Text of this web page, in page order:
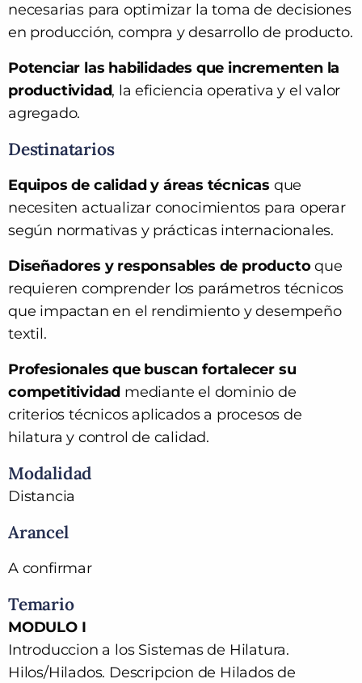
necesarias para optimizar la toma de decisiones
en producción, compra y desarrollo de producto.
Potenciar las habilidades que incrementen la
productividad, la eficiencia operativa y el valor
agregado.
Destinatarios
Equipos de calidad y áreas técnicas que
necesiten actualizar conocimientos para operar
según normativas y prácticas internacionales.
Diseñadores y responsables de productoque
requieren comprender los parámetros técnicos
que impactan en el rendimiento y desempeño
textil.
Profesionales que buscan fortalecer su
competitividad mediante el dominio de
criterios técnicos aplicados a procesos de
hilatura y control de calidad.
Modalidad
Distancia
Arancel
A confirmar
Temario
MODULO I
Introduccion a los Sistemas de Hilatura.
Hilos/Hilados. Descripcion de Hilados de